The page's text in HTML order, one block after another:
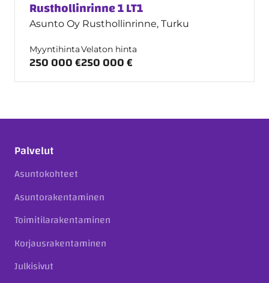
Rusthollinrinne 1 LT1
Asunto Oy Rusthollinrinne, Turku
Myyntihinta
250 000 €
Velaton hinta
250 000 €
Palvelut
Asuntokohteet
Asuntorakentaminen
Toimitilarakentaminen
Korjausrakentaminen
Julkisivut